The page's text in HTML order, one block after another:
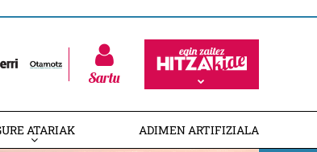
Sartu
ATARIAK ADIMEN ARTIFIZIALA